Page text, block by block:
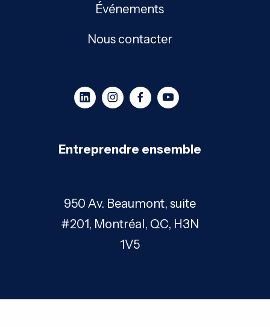
Événements
Nous contacter
Entreprendre ensemble
950 Av. Beaumont, suite
#201, Montréal, QC, H3N
1V5